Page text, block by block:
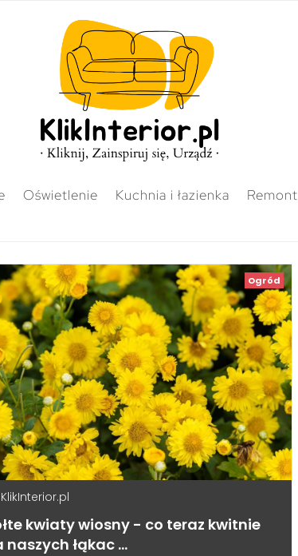
Oświetlenie Kuchnia i łazienka Remont
Ogród
KlikInterior.pl
kwiaty wiosny - co teraz kwitnie
naszych łąkac …